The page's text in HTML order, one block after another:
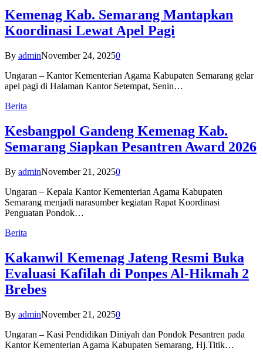
Kemenag Kab. Semarang Mantapkan
Koordinasi Lewat Apel Pagi
By adminNovember 24, 20250
Ungaran – Kantor Kementerian Agama Kabupaten Semarang gelar
apel pagi di Halaman Kantor Setempat, Senin…
Berita
Kesbangpol Gandeng Kemenag Kab.
Semarang Siapkan Pesantren Award 2026
By adminNovember 21, 20250
Ungaran – Kepala Kantor Kementerian Agama Kabupaten
Semarang menjadi narasumber kegiatan Rapat Koordinasi
Penguatan Pondok…
Berita
Kakanwil Kemenag Jateng Resmi Buka
Evaluasi Kafilah di Ponpes Al-Hikmah 2
Brebes
By adminNovember 21, 20250
Ungaran – Kasi Pendidikan Diniyah dan Pondok Pesantren pada
Kantor Kementerian Agama Kabupaten Semarang, Hj.Titik…